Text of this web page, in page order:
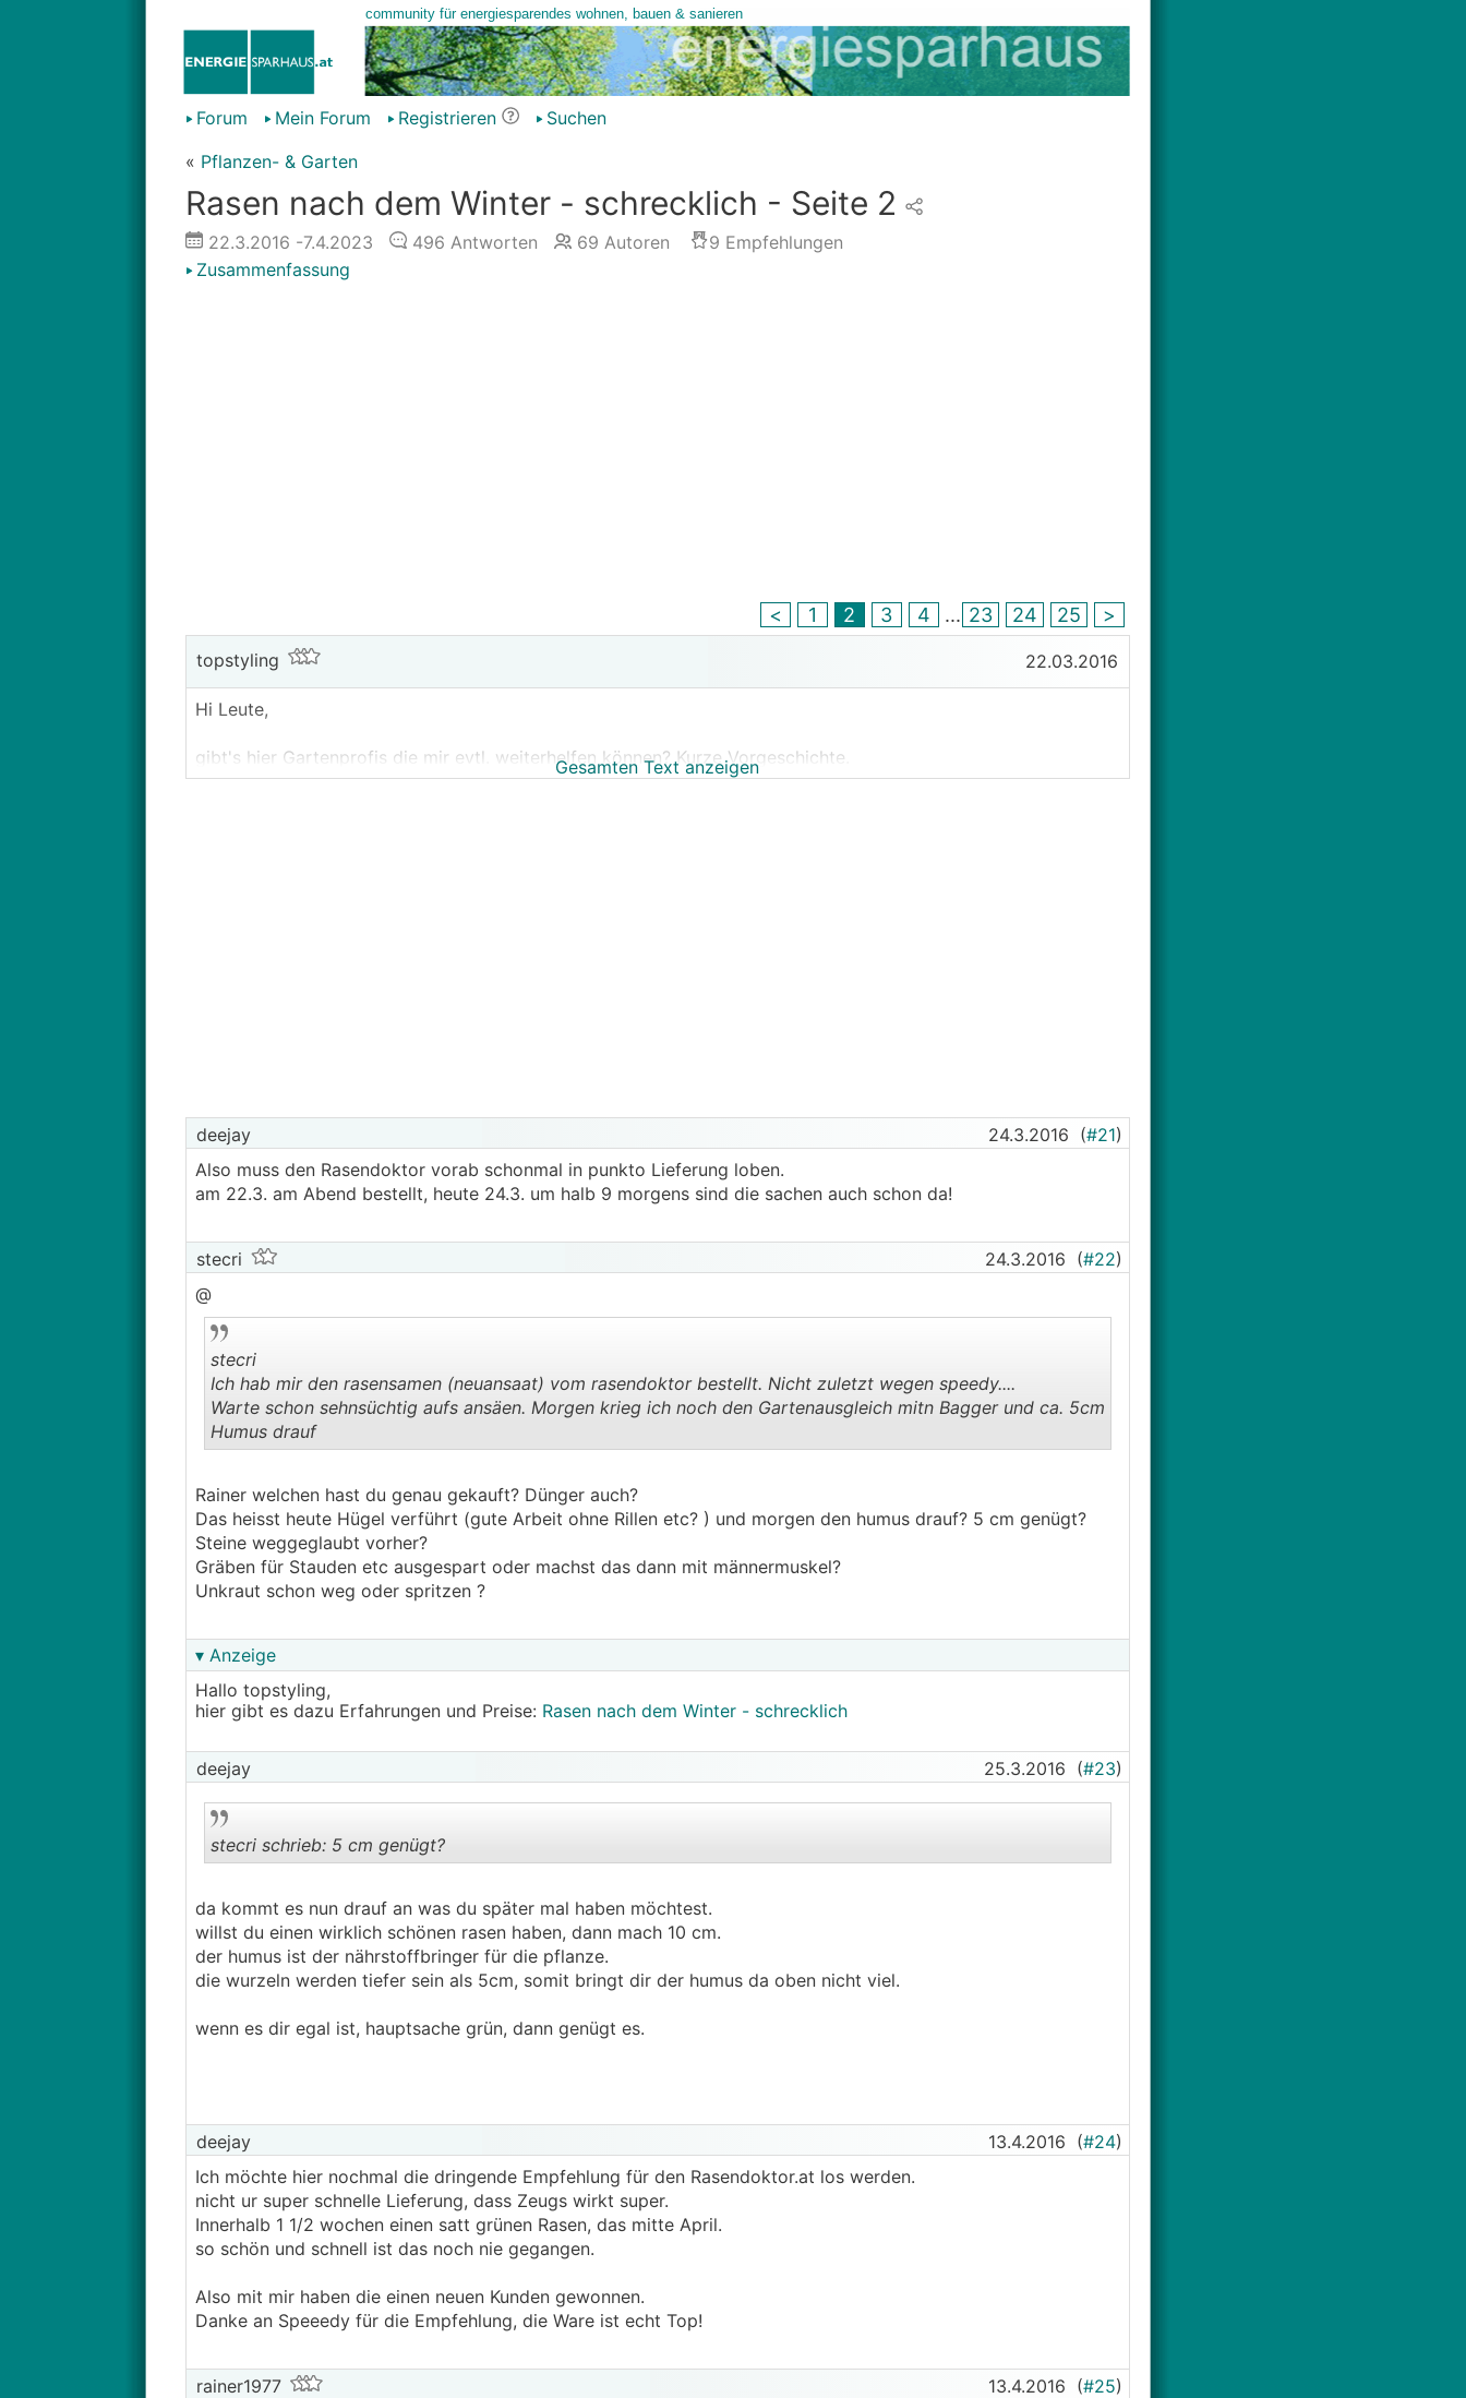
Forum Mein Forum Registrieren
Suchen
« Pflanzen- & Garten
Rasen nach dem Winter - schrecklich - Seite 2
22.3.2016 -7.4.2023 496 Antworten 69 Autoren 9 Empfehlungen
Zusammenfassung
< 1 2 3 4 ... 23 24 25 >
topstyling 22.03.2016
Hi Leute,
gibt's hier Gartenprofis die mir evtl. weiterhelfen können? Kurze Vorgeschichte.
Gesamten Text anzeigen
deejay 24.3.2016 (#21)
Also muss den Rasendoktor vorab schonmal in punkto Lieferung loben.
am 22.3. am Abend bestellt, heute 24.3. um halb 9 morgens sind die sachen auch schon da!
stecri 24.3.2016 (#22)
@
..
stecri
Ich hab mir den rasensamen (neuansaat) vom rasendoktor bestellt. Nicht zuletzt wegen speedy....
Warte schon sehnsüchtig aufs ansäen. Morgen krieg ich noch den Gartenausgleich mitn Bagger und ca. 5cm
Humus drauf
Rainer welchen hast du genau gekauft? Dünger auch?
Das heisst heute Hügel verführt (gute Arbeit ohne Rillen etc? ) und morgen den humus drauf? 5 cm genügt?
Steine weggeglaubt vorher?
Gräben für Stauden etc ausgespart oder machst das dann mit männermuskel?
Unkraut schon weg oder spritzen ?
▾ Anzeige
Hallo topstyling,
hier gibt es dazu Erfahrungen und Preise: Rasen nach dem Winter - schrecklich
deejay 25.3.2016 (#23)
..
stecri schrieb: 5 cm genügt?
da kommt es nun drauf an was du später mal haben möchtest.
willst du einen wirklich schönen rasen haben, dann mach 10 cm.
der humus ist der nährstoffbringer für die pflanze.
die wurzeln werden tiefer sein als 5cm, somit bringt dir der humus da oben nicht viel.
wenn es dir egal ist, hauptsache grün, dann genügt es.
deejay 13.4.2016 (#24)
Ich möchte hier nochmal die dringende Empfehlung für den Rasendoktor.at los werden.
nicht ur super schnelle Lieferung, dass Zeugs wirkt super.
Innerhalb 1 1/2 wochen einen satt grünen Rasen, das mitte April.
so schön und schnell ist das noch nie gegangen.
Also mit mir haben die einen neuen Kunden gewonnen.
Danke an Speeedy für die Empfehlung, die Ware ist echt Top!
rainer1977 13.4.2016 (#25)